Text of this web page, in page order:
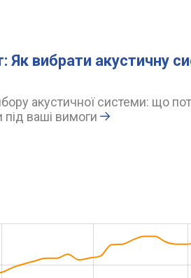
Як вибрати акустичну
акустичної системи: що
під ваші вимоги